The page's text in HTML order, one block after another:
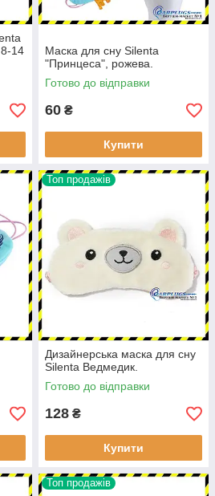
14
Маска для сну Silenta
"Принцеса", рожева.
Готово до відправки
60 ₴
Купити
Топ продажів
Дизайнерська маска для сну
Silenta Ведмедик.
Готово до відправки
128 ₴
Купити
Топ продажів